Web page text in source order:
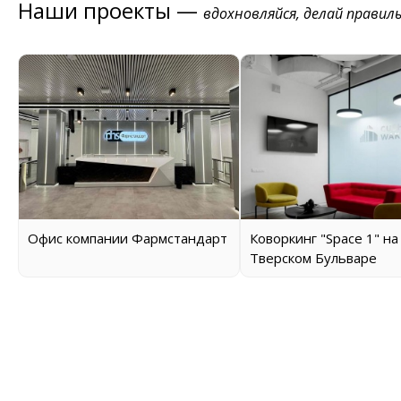
Наши проекты — вдохновляйся, делай
Офис компании Фармстандарт
Коворкинг "Space 1" на
Тверском Бульваре